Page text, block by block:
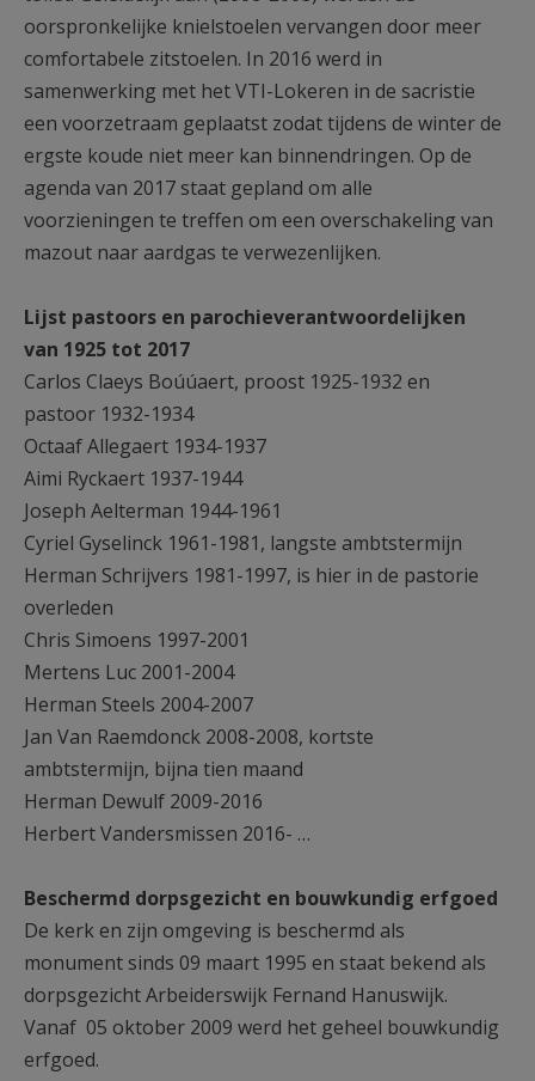
oorspronkelijke knielstoelen vervangen door meer
comfortabele zitstoelen. In 2016 werd in
samenwerking met het VTI-Lokeren in de sacristie
een voorzetraam geplaatst zodat tijdens de winter de
ergste koude niet meer kan binnendringen. Op de
agenda van 2017 staat gepland om alle
voorzieningen te treffen om een overschakeling van
mazout naar aardgas te verwezenlijken.
Lijst pastoors en parochieverantwoordelijken
van 1925 tot 2017
Carlos Claeys Boúúaert, proost 1925-1932 en
pastoor 1932-1934
Octaaf Allegaert 1934-1937
Aimi Ryckaert 1937-1944
Joseph Aelterman 1944-1961
Cyriel Gyselinck 1961-1981, langste ambtstermijn
Herman Schrijvers 1981-1997, is hier in de pastorie
overleden
Chris Simoens 1997-2001
Mertens Luc 2001-2004
Herman Steels 2004-2007
Jan Van Raemdonck 2008-2008, kortste
ambtstermijn, bijna tien maand
Herman Dewulf 2009-2016
Herbert Vandersmissen 2016- …
Beschermd dorpsgezicht en bouwkundig erfgoed
De kerk en zijn omgeving is beschermd als
monument sinds 09 maart 1995 en staat bekend als
dorpsgezicht Arbeiderswijk Fernand Hanuswijk.
Vanaf 05 oktober 2009 werd het geheel bouwkundig
erfgoed.